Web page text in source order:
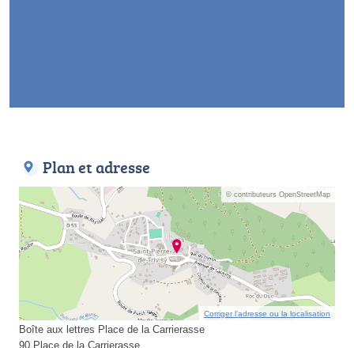
Plan et adresse
© contributeurs OpenStreetMap
Corriger l’adresse ou la localisation
Boîte aux lettres Place de la Carrierasse
90 Place de la Carrierasse